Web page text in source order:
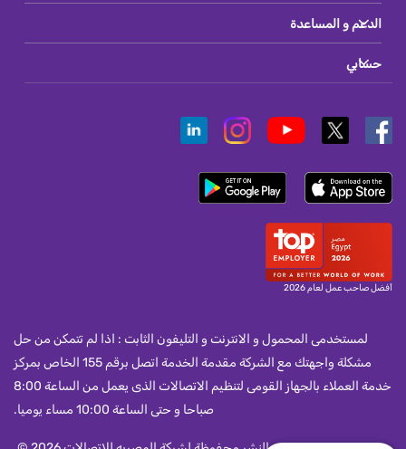
الدعم و المساعدة
حسابي
أفضل صاحب عمل لعام 2026
لمستخدمى المحمول و الانترنت و التليفون الثابت : اذا لم تتمكن من حل
مشكلة واجهتك مع الشركة مقدمة الخدمة اتصل برقم 155 الخاص بمركز
خدمة العملاء بالجهاز القومى لتنظيم الاتصالات الذى يعمل من الساعة 8:00
صباحا و حتى الساعة 10:00 مساء يوميا.